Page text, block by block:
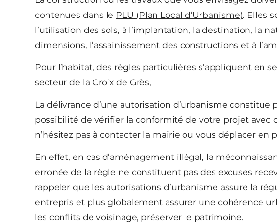
contenues dans le PLU (Plan Local d’Urbanisme). Elles
l’utilisation des sols, à l’implantation, la destination, la
dimensions, l’assainissement des constructions et à
Pour l’habitat, des règles particulières s’appliquent en
secteur de la Croix de Grès,
La délivrance d’une autorisation d’urbanisme
possibilité de vérifier la conformité de votre projet avec
n’hésitez pas à contacter la mairie ou vous déplacer en
En effet, en cas d’aménagement illégal, la
erronée de la règle ne constituent pas des excuses
rappeler que les autorisations d’urbanisme assure la
entrepris et plus globalement assurer une cohérence
les conflits de voisinage, préserver le patrimoine.